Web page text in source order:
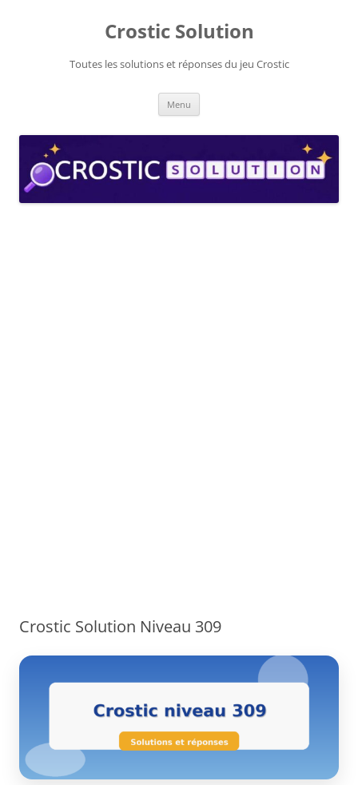
Crostic Solution
Toutes les solutions et réponses du jeu Crostic
Menu
Crostic Solution Niveau 309